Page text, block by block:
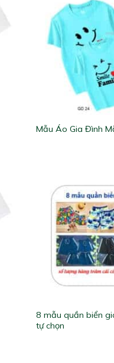
Mẫu Áo Gia Đình
8 mẫu quần biển
tự chọn